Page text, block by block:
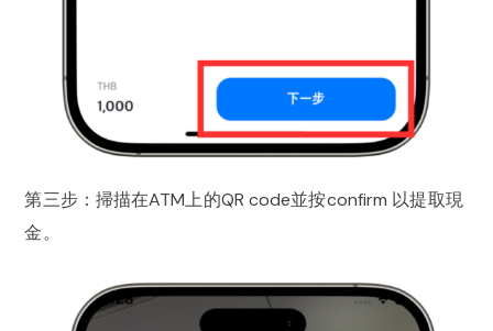
第三步：掃描在ATM上的QR code並按confirm 以提取現
金。